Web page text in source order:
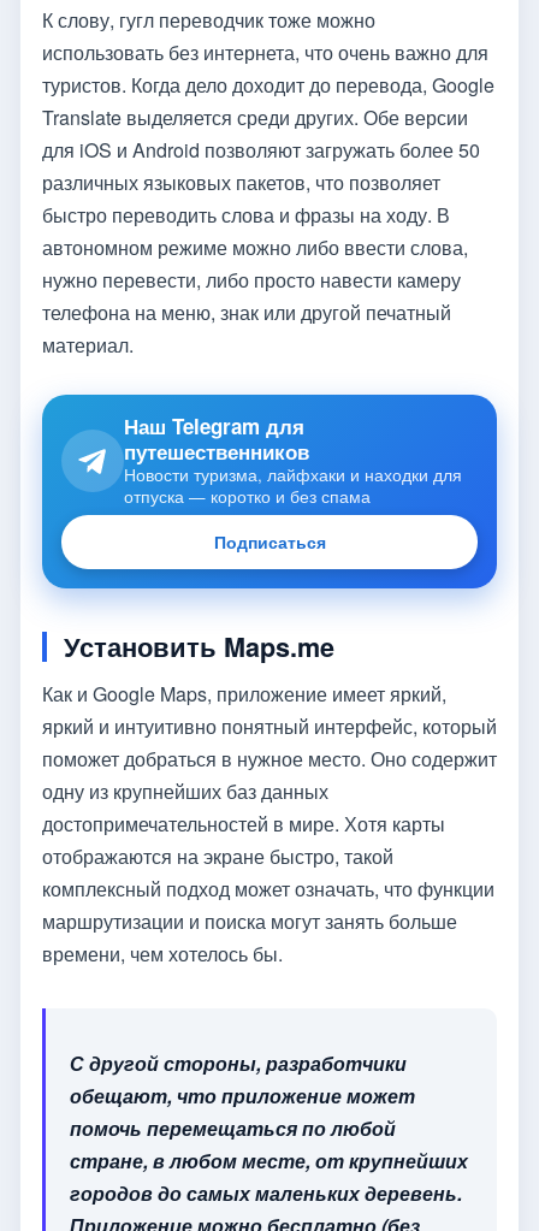
К слову, гугл переводчик тоже можно
использовать без интернета, что очень важно для
туристов. Когда дело доходит до перевода, Google
Translate выделяется среди других. Обе версии
для iOS и Android позволяют загружать более 50
различных языковых пакетов, что позволяет
быстро переводить слова и фразы на ходу. В
автономном режиме можно либо ввести слова,
нужно перевести, либо просто навести камеру
телефона на меню, знак или другой печатный
материал.
Наш Telegram для
путешественников
Новости туризма, лайфхаки и находки для
отпуска — коротко и без спама
Подписаться
Установить Maps.me
Как и Google Maps, приложение имеет яркий,
яркий и интуитивно понятный интерфейс, который
поможет добраться в нужное место. Оно содержит
одну из крупнейших баз данных
достопримечательностей в мире. Хотя карты
отображаются на экране быстро, такой
комплексный подход может означать, что функции
маршрутизации и поиска могут занять больше
времени, чем хотелось бы.
С другой стороны, разработчики
обещают, что приложение может
помочь перемещаться по любой
стране, в любом месте, от крупнейших
городов до самых маленьких деревень.